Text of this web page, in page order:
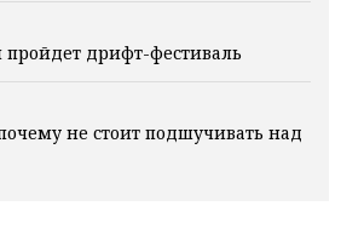
пройдет дрифт-фестиваль
не стоит подшучивать над